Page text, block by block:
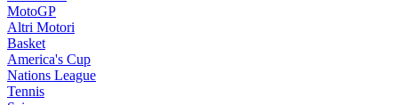
MotoGP
Altri Motori
Basket
America's Cup
Nations League
Tennis